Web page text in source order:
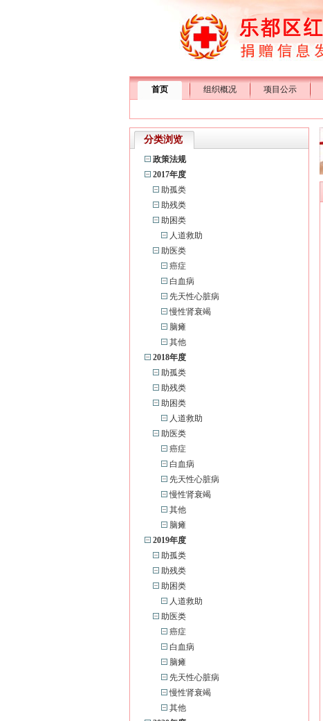
首页 组织概况 项目公示
分类浏览
政策法规
2017年度
助孤类
助残类
助困类
人道救助
助医类
癌症
白血病
先天性心脏病
慢性肾衰竭
脑瘫
其他
2018年度
助孤类
助残类
助困类
人道救助
助医类
癌症
白血病
先天性心脏病
慢性肾衰竭
其他
脑瘫
2019年度
助孤类
助残类
助困类
人道救助
助医类
癌症
白血病
脑瘫
先天性心脏病
慢性肾衰竭
其他